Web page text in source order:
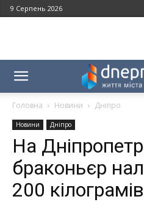
9 Серпень 2026
Головна Новини Дніпро
Новини Дніпро
На
браконьєр
200